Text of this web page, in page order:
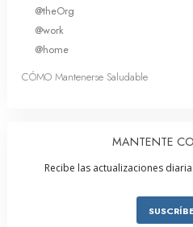
@theOrg
@work
@home
CÓMO Mantenerse Saludable
MANTENTE
Recibe las actualizaciones